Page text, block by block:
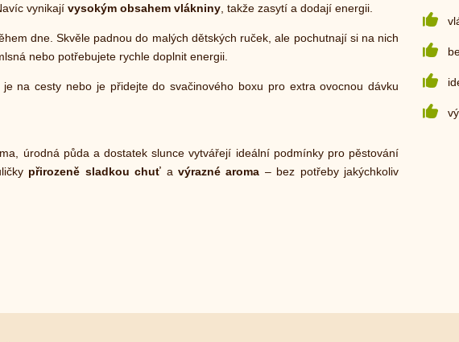
vynikají vysokým obsahem vlákniny , takže zasytí a dodají energii.
dne. Skvěle padnou do malých dětských ruček, ale pochutnají si na nich
nebo potřebujete rychle doplnit energii.
na cesty nebo je přidejte do svačinového boxu pro extra ovocnou dávku
úrodná půda a dostatek slunce vytvářejí ideální podmínky pro pěstování
přirozeně sladkou chuť a výrazné aroma – bez potřeby jakýchkoliv